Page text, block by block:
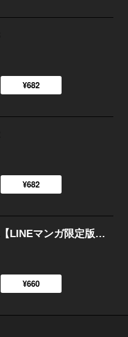
¥682
¥682
ほしとんで01【LINEマンガ限定版】
¥660